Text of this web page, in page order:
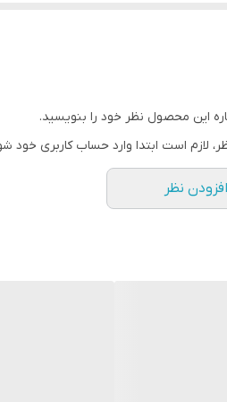
قدرت مکش توسط ضامن روی زانو
برس جهت استفاده روی سطح سرامیک و
نمایش ال ای دی
این محصول نظر خود را بنویسید.
لازم است ابتدا وارد حساب کاربری خود
افزودن نظر